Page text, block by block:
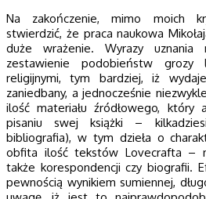
Na zakończenie, mimo moich
stwierdzić, że praca naukowa
duże wrażenie. Wyrazy
zestawienie podobieństw grozy
religijnymi, tym bardziej, iż
zaniedbany, a jednocześnie
ilość materiału źródłowego, który
pisaniu swej książki –
bibliografia), w tym dzieła o
obfita ilość tekstów Lovecrafta –
także korespondencji czy biografii.
pewnością wynikiem sumiennej,